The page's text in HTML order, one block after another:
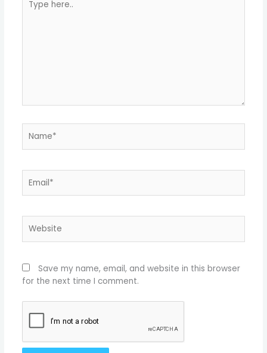
here..
Save my name, email, and website in this browser
for the next time I comment.